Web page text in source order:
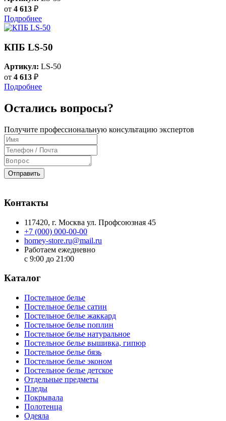
от 4 613 ₽
Подробнее
КПБ LS-50
Артикул: LS-50
от 4 613 ₽
Подробнее
Остались вопросы?
Получите профессиональную консультацию экспертов
Отправить
Контакты
117420, г. Москва ул. Профсоюзная 45
+7 (000) 000-00-00
homey-store.ru@mail.ru
Работаем ежедневно
с 9:00 до 21:00
Каталог
Постельное белье
Постельное белье сатин
Постельное белье жаккард
Постельное белье поплин
Постельное белье натуральное
Постельное белье вышивка, гипюр
Постельное белье бязь
Постельное белье эконом
Постельное белье детское
Отдельные предметы
Пледы
Покрывала
Полотенца
Одеяла